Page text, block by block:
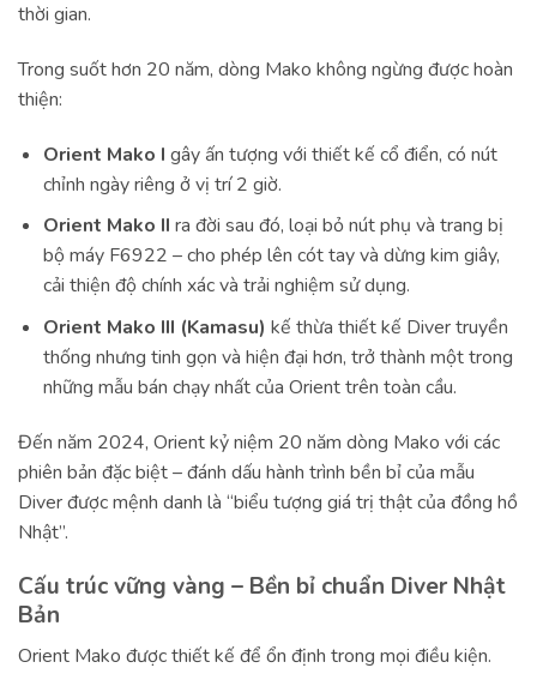
thời gian.
Trong suốt hơn 20 năm, dòng Mako không ngừng được hoàn
thiện:
Orient Mako I gây ấn tượng với thiết kế cổ điển, có nút
chỉnh ngày riêng ở vị trí 2 giờ.
Orient Mako II ra đời sau đó, loại bỏ nút phụ và trang bị
bộ máy F6922 – cho phép lên cót tay và dừng kim giây,
cải thiện độ chính xác và trải nghiệm sử dụng.
Orient Mako III (Kamasu) kế thừa thiết kế Diver truyền
thống nhưng tinh gọn và hiện đại hơn, trở thành một trong
những mẫu bán chạy nhất của Orient trên toàn cầu.
Đến năm 2024, Orient kỷ niệm 20 năm dòng Mako với các
phiên bản đặc biệt – đánh dấu hành trình bền bỉ của mẫu
Diver được mệnh danh là “biểu tượng giá trị thật của đồng hồ
Nhật”.
Cấu trúc vững vàng – Bền bỉ chuẩn Diver Nhật
Bản
Orient Mako được thiết kế để ổn định trong mọi điều kiện.